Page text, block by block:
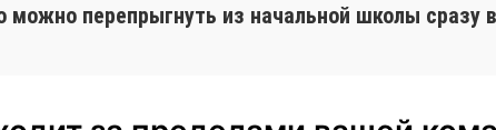
можно перепрыгнуть из начальной школы сразу